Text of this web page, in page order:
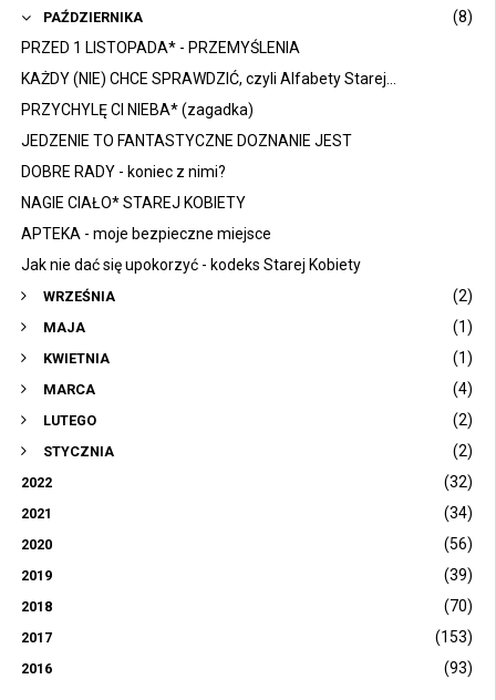
PAŹDZIERNIKA
(8)
PRZED 1 LISTOPADA* - PRZEMYŚLENIA
KAŻDY (NIE) CHCE SPRAWDZIĆ, czyli Alfabety Starej...
PRZYCHYLĘ CI NIEBA* (zagadka)
JEDZENIE TO FANTASTYCZNE DOZNANIE JEST
DOBRE RADY - koniec z nimi?
NAGIE CIAŁO* STAREJ KOBIETY
APTEKA - moje bezpieczne miejsce
Jak nie dać się upokorzyć - kodeks Starej Kobiety
WRZEŚNIA (2)
MAJA (1)
KWIETNIA (1)
MARCA (4)
LUTEGO (2)
STYCZNIA (2)
2022 (32)
2021 (34)
2020 (56)
2019 (39)
2018 (70)
2017 (153)
2016 (93)